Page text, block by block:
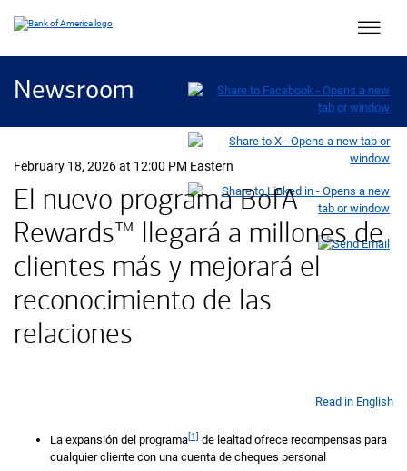
Main
Newsroom
February 18, 2026 at 12:00 PM Eastern
El nuevo programaB of A
BofA
Rewards™ llegará a millones de
clientes más y mejorará el
reconocimiento de las
relaciones
Read in English
La expansión del programa[1] de lealtad ofrece recompensas para
cualquier cliente con una cuenta de cheques personal